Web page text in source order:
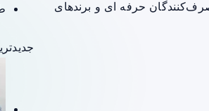
حرفه‌ ای و برندهای